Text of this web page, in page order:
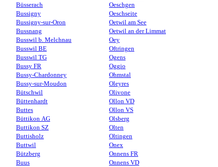
Büsserach
Bussigny
Bussigny-sur-Oron
Bussnang
Busswil b. Melchnau
Busswil BE
Busswil TG
Bussy FR
Bussy-Chardonney
Bussy-sur-Moudon
Bütschwil
Büttenhardt
Buttes
Büttikon AG
Buttikon SZ
Buttisholz
Buttwil
Bützberg
Buus
Oeschgen
Oeschseite
Oetwil am See
Oetwil an der Limmat
Oey
Oftringen
Ogens
Oggio
Ohmstal
Oleyres
Olivone
Ollon VD
Ollon VS
Olsberg
Olten
Oltingen
Onex
Onnens FR
Onnens VD